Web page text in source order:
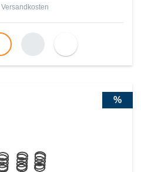
Versandkosten
%